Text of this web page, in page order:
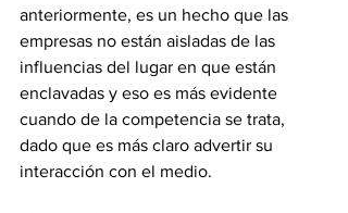
anteriormente, es un hecho que las
empresas no están aisladas de las
influencias del lugar en que están
enclavadas y eso es más evidente
cuando de la competencia se trata,
dado que es más claro advertir su
interacción con el medio.